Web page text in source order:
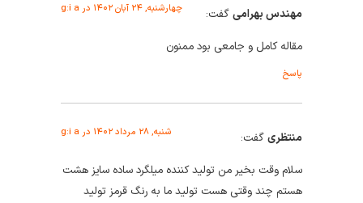
مهندس بهرامیگفت: چهارشنبه, ۲۴ آبان ۱۴۰۲ در g:i a
مقاله کامل و جامعی بود ممنون
گفت:
سلام وقت بخیر من تولید کننده میلگرد ساده سایز هشت
هستم چند وقتی هست تولید ما به رنگ قرمز تولید